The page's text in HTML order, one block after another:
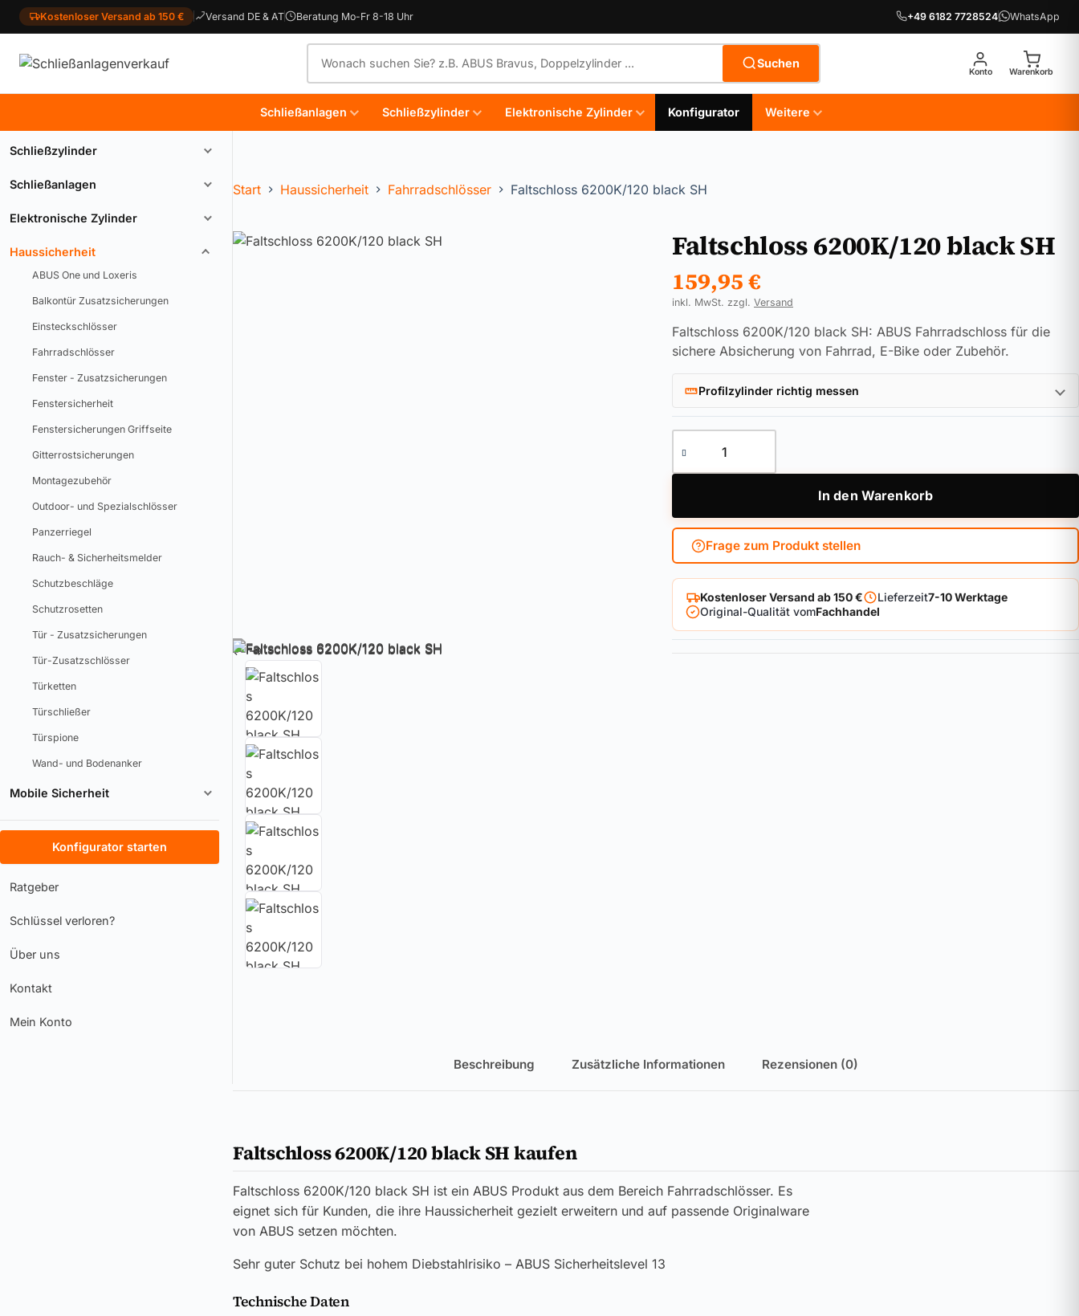
Kostenloser Versand ab 150 € Versand DE & AT Beratung Mo-Fr 8-18 Uhr +49 6182 7728524 WhatsApp
Suchen
Konto Warenkorb
Schließanlagen Schließzylinder Elektronische Zylinder Konfigurator Weitere
Schließzylinder
Schließanlagen
Elektronische Zylinder
Haussicherheit
ABUS One und Loxeris
Balkontür Zusatzsicherungen
Einsteckschlösser
Fahrradschlösser
Fenster - Zusatzsicherungen
Fenstersicherheit
Fenstersicherungen Griffseite
Gitterrostsicherungen
Montagezubehör
Outdoor- und Spezialschlösser
Panzerriegel
Rauch- & Sicherheitsmelder
Schutzbeschläge
Schutzrosetten
Tür - Zusatzsicherungen
Tür-Zusatzschlösser
Türketten
Türschließer
Türspione
Wand- und Bodenanker
Mobile Sicherheit
Konfigurator starten
Ratgeber
Schlüssel verloren?
Über uns
Kontakt
Mein Konto
Start Haussicherheit Fahrradschlösser Faltschloss 6200K/120 black SH
Faltschloss 6200K/120 black SH
159,95€
inkl. MwSt. zzgl. Versand
Faltschloss 6200K/120 black SH: ABUS Fahrradschloss für die
sichere Absicherung von Fahrrad, E-Bike oder Zubehör.
Profilzylinder richtig messen
In den Warenkorb
Frage zum Produkt stellen
Kostenloser Versand ab 150 € Lieferzeit7-10 Werktage
Original-Qualität vomFachhandel
Beschreibung Zusätzliche Informationen Rezensionen (0)
Faltschloss 6200K/120 black SH kaufen
Faltschloss 6200K/120 black SH ist ein ABUS Produkt aus dem Bereich Fahrradschlösser. Es
eignet sich für Kunden, die ihre Haussicherheit gezielt erweitern und auf passende Originalware
von ABUS setzen möchten.
Sehr guter Schutz bei hohem Diebstahlrisiko – ABUS Sicherheitslevel 13
Technische Daten